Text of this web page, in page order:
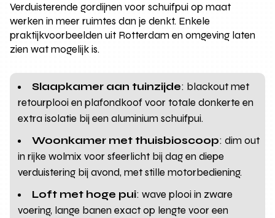
Verduisterende gordijnen voor schuifpui op maat
werken in meer ruimtes dan je denkt. Enkele
praktijkvoorbeelden uit Rotterdam en omgeving laten
zien wat mogelijk is.
Slaapkamer aan tuinzijde: blackout met
retourplooi en plafondkoof voor totale donkerte en
extra isolatie bij een aluminium schuifpui.
Woonkamer met thuisbioscoop: dim out
in rijke wolmix voor sfeerlicht bij dag en diepe
verduistering bij avond, met stille motorbediening.
Loft met hoge pui: wave plooi in zware
voering, lange banen exact op lengte voor een